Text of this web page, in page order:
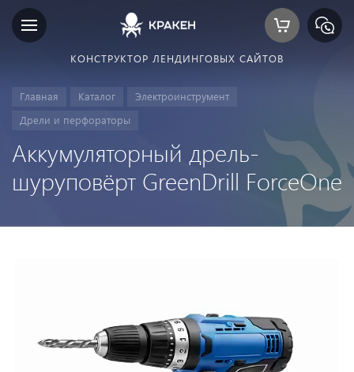
КОНСТРУКТОР ЛЕНДИНГОВЫХ САЙТОВ
Главная Каталог
Электроинструмент
Дрели и перфораторы
Аккумуляторный дрель-
шуруповёрт GreenDrill ForceOne